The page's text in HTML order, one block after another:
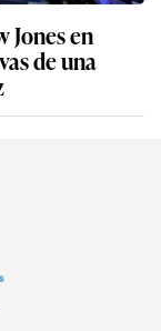
Jones en
de una